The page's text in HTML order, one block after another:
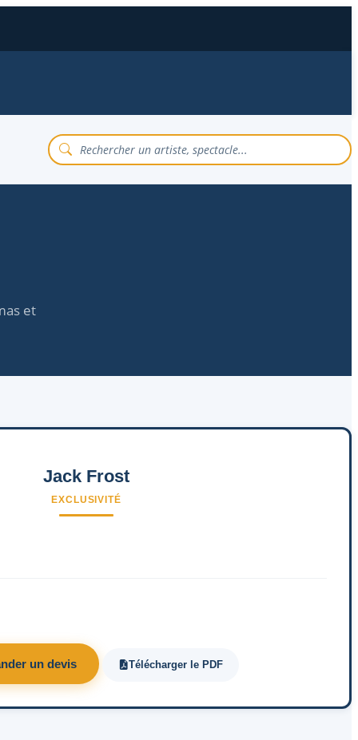
et
Jack Frost
EXCLUSIVITÉ
un devis Télécharger le PDF